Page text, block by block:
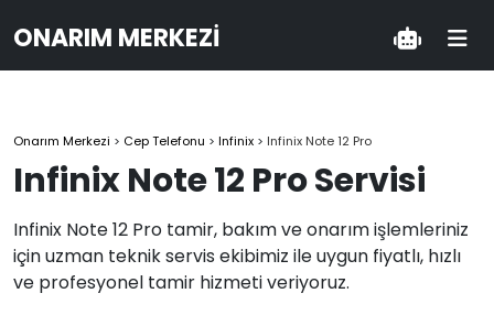
ONARIM MERKEZI
Onarım Merkezi > Cep Telefonu > Infinix > Infinix Note 12 Pro
Infinix Note 12 Pro Servisi
Infinix Note 12 Pro tamir, bakım ve onarım işlemleriniz
için uzman teknik servis ekibimiz ile uygun fiyatlı, hızlı
ve profesyonel tamir hizmeti veriyoruz.